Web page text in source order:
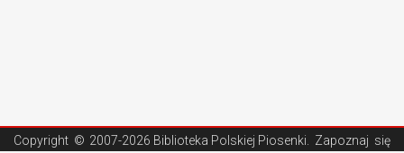
Copyright © 2007-2026 Biblioteka Polskiej Piosenki . Zapoznaj się